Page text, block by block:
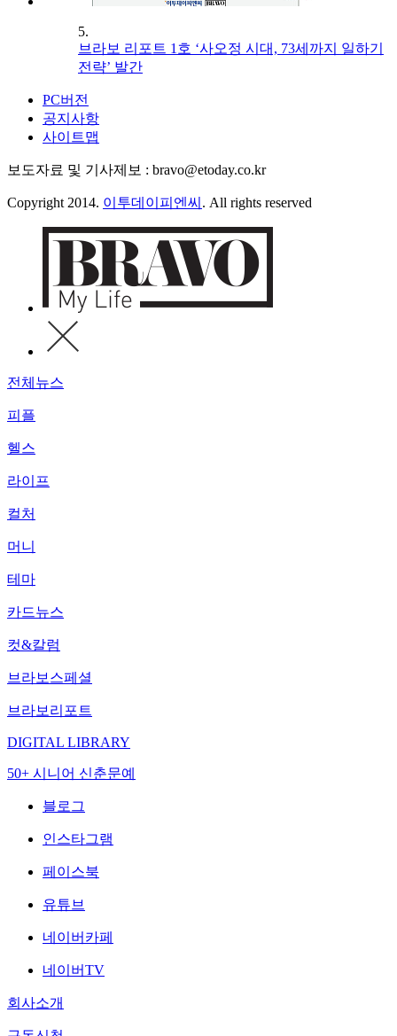
5.
브라보 리포트 1호 ‘사오정 시대, 73세까지 일하기
전략’ 발간
PC버전
공지사항
사이트맵
보도자료 및 기사제보 : bravo@etoday.co.kr
Copyright 2014. 이투데이피엔씨 . All rights reserved
전체뉴스
피플
헬스
라이프
컬처
머니
테마
카드뉴스
컷&칼럼
브라보스페셜
브라보리포트
DIGITAL LIBRARY
50+ 시니어 신춘문예
블로그
인스타그램
페이스북
유튜브
네이버카페
네이버TV
회사소개